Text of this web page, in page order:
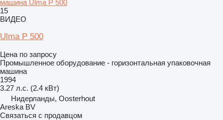
машина Ulma P 500
15
ВИДЕО
Ulma P 500
Цена по запросу
Промышленное оборудование - горизонтальная упаковочная
машина
1994
3.27 л.с. (2.4 кВт)
Нидерланды, Oosterhout
Areska BV
Связаться с продавцом